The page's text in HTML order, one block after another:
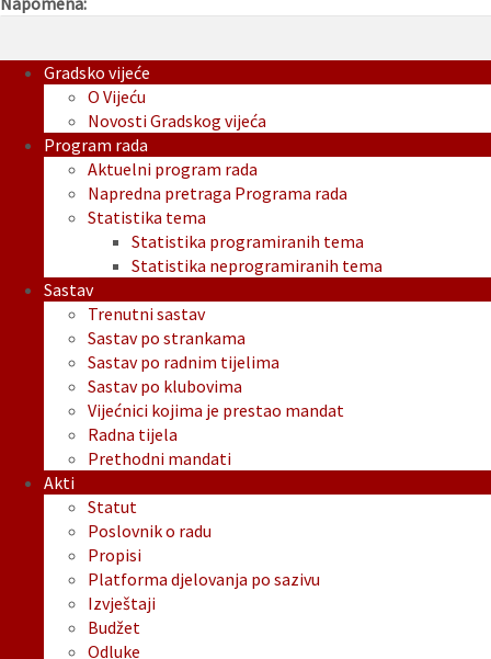
Gradsko vijeće
O Vijeću
Novosti Gradskog vijeća
Program rada
Aktuelni program rada
Napredna pretraga Programa rada
Statistika tema
Statistika programiranih tema
Statistika neprogramiranih tema
Sastav
Trenutni sastav
Sastav po strankama
Sastav po radnim tijelima
Sastav po klubovima
Vijećnici kojima je prestao mandat
Radna tijela
Prethodni mandati
Akti
Statut
Poslovnik o radu
Propisi
Platforma djelovanja po sazivu
Izvještaji
Budžet
Odluke